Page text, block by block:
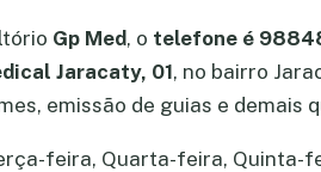
Gp Med, o telefone é
Jaracaty, 01, no bairro
emissão de guias e demais
feira, Quarta-feira, Quinta-